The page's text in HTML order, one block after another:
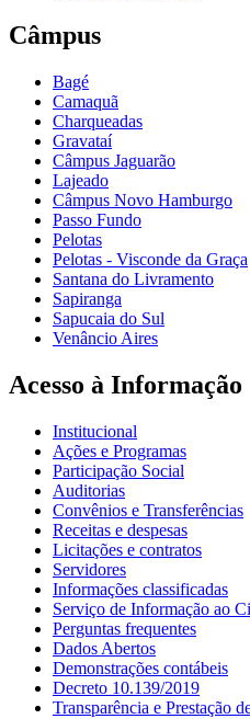
Câmpus
Bagé
Camaquã
Charqueadas
Gravataí
Câmpus Jaguarão
Lajeado
Câmpus Novo Hamburgo
Passo Fundo
Pelotas
Pelotas - Visconde da Graça
Santana do Livramento
Sapiranga
Sapucaia do Sul
Venâncio Aires
Acesso à Informação
Institucional
Ações e Programas
Participação Social
Auditorias
Convênios e Transferências
Receitas e despesas
Licitações e contratos
Servidores
Informações classificadas
Serviço de Informação ao
Perguntas frequentes
Dados Abertos
Demonstrações contábeis
Decreto 10.139/2019
Transparência e Prestação